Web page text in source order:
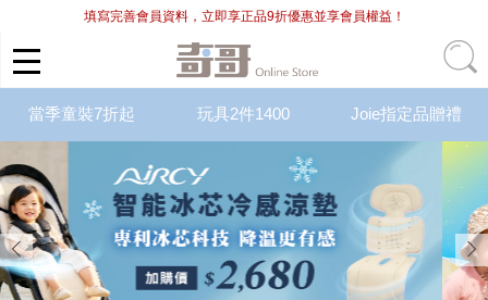
填寫完善會員資料，立即享正品9折優惠並享會員權益！
當季童裝7折起 玩具2件1400 Joie指定品贈禮